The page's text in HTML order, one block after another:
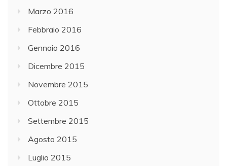
Marzo 2016
Febbraio 2016
Gennaio 2016
Dicembre 2015
Novembre 2015
Ottobre 2015
Settembre 2015
Agosto 2015
Luglio 2015